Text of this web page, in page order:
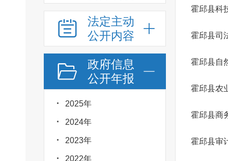
法定主动
公开内容
政府信息
公开年报
2025年
2024年
2023年
2022年
霍邱县科
霍邱县司
霍邱县自
霍邱县商
霍邱县审